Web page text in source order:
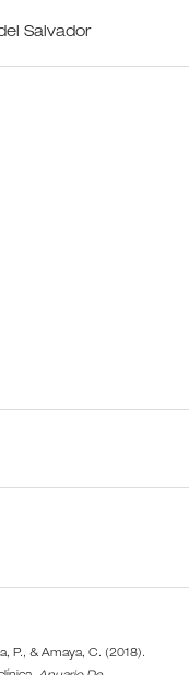
Salvador
P., & Amaya, C. (2018).